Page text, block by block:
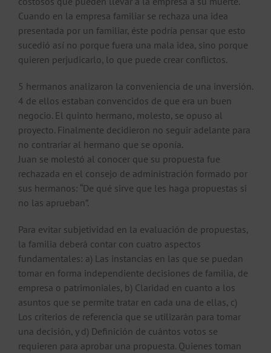
Cuando en la empresa familiar se rechaza una idea
presentada por un familiar, éste podría pensar que esto
sucedió así no porque fuera una mala idea, sino porque
quieren perjudicarlo, lo que puede crear conflictos.
5 hermanos analizaron la conveniencia de una inversión.
4 de ellos estaban convencidos de que era un buen
negocio. El quinto hermano, molesto, se opuso al
proyecto. Finalmente decidieron no seguir adelante para
no contrariar al hermano que se oponía.
Juan se molestó al conocer que su propuesta fue
rechazada en el consejo de administración formado por
sus hermanos: “De qué sirve que les haga propuestas si
no las aprueban”.
Para evitar subjetividad en la evaluación de propuestas,
la familia deberá contar con cuatro aspectos
fundamentales: a) Las instancias en las que se puedan
tomar en forma independiente decisiones de familia, de
empresa o patrimoniales, b) Claridad en cuanto a los
asuntos que se permite tratar en cada una de ellas, c)
Los criterios de referencia que se utilizarán para tomar
una decisión, y d) Definición de cuántos votos se
requieren para aprobar una propuesta. Quienes toman